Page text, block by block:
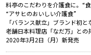
料亭のこだわりを介護食に。“
“アサヒのおいしい介護食”
「バランス献立」ブランド初と
老舗日本料理店「なだ万」との
2020年3月2日（月）新発売